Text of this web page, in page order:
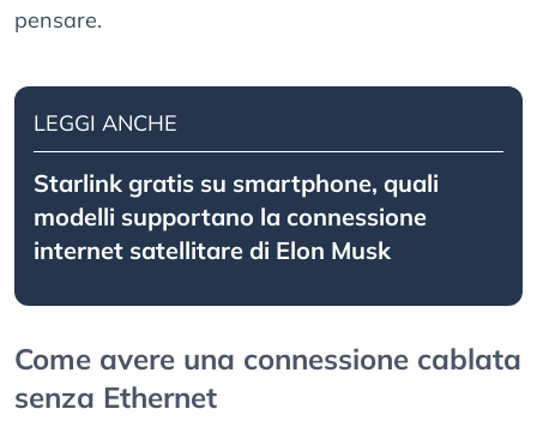
pensare.
LEGGI ANCHE
Starlink gratis su smartphone, quali
modelli supportano la connessione
internet satellitare di Elon Musk
Come avere una connessione cablata
senza Ethernet